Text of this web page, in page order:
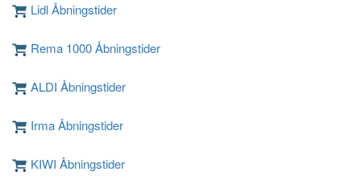
Lidl Åbningstider
Rema 1000 Åbningstider
ALDI Åbningstider
Irma Åbningstider
KIWI Åbningstider